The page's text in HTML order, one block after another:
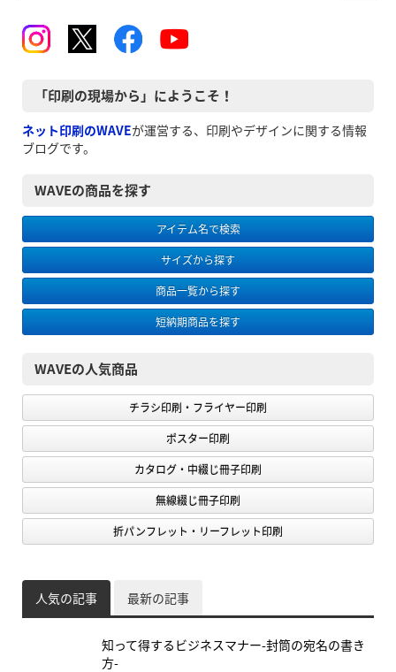
「印刷の現場から」にようこそ！
ネット印刷のWAVEが運営する、印刷やデザインに関する情報
ブログです。
WAVEの商品を探す
アイテム名で検索
サイズから探す
商品一覧から探す
短納期商品を探す
WAVEの人気商品
チラシ印刷・フライヤー印刷
ポスター印刷
カタログ・中綴じ冊子印刷
無線綴じ冊子印刷
折パンフレット・リーフレット印刷
人気の記事 最新の記事
知って得するビジネスマナー-封筒の宛名の書き
方-